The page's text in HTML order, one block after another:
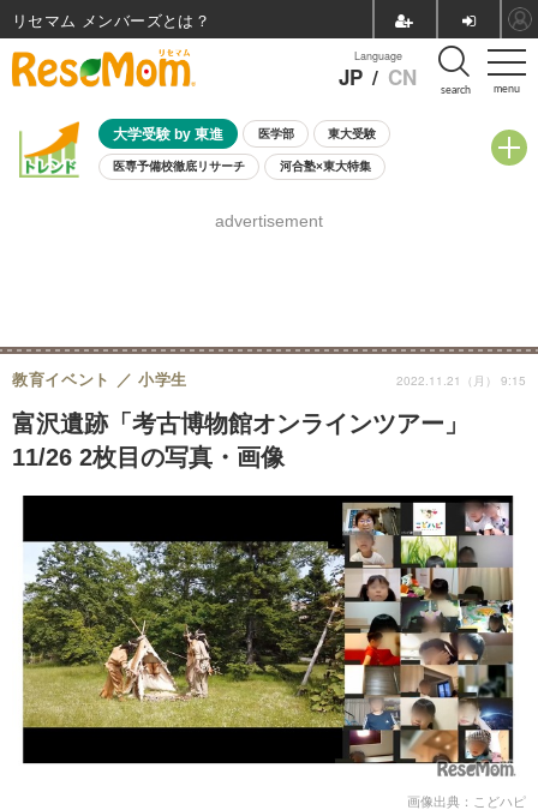
menu
Language
JP / CN search
大学受験 by 東進 医学部 東大受験
医専予備校徹底リサーチ 河合塾×東大特集
8月開催学校説明会・相談会
advertisement
富沢遺跡「考古博物館オンラインツアー」
11/26 2枚目の写真・画像
教育イベント 小学生 2022.11.21（月） 9:15
画像出典：こどハピ
リセマム メンバーズ